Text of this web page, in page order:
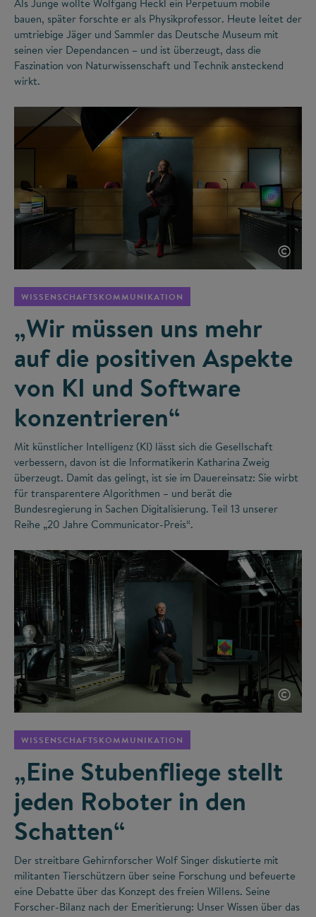
bauen, später forschte er als Physikprofessor. Heute leitet der
umtriebige Jäger und Sammler das Deutsche Museum mit
seinen vier Dependancen – und ist überzeugt, dass die
Faszination von Naturwissenschaft und Technik ansteckend
wirkt.
©
WISSENSCHAFTSKOMMUNIKATION
„Wir müssen uns mehr
auf die positiven Aspekte
von KI und Software
konzentrieren“
Mit künstlicher Intelligenz (KI) lässt sich die Gesellschaft
verbessern, davon ist die Informatikerin Katharina Zweig
überzeugt. Damit das gelingt, ist sie im Dauereinsatz: Sie wirbt
für transparentere Algorithmen – und berät die
Bundesregierung in Sachen Digitalisierung. Teil 13 unserer
Reihe „20 Jahre Communicator-Preis“.
©
WISSENSCHAFTSKOMMUNIKATION
„Eine Stubenfliege stellt
jeden Roboter in den
Schatten“
Der streitbare Gehirnforscher Wolf Singer diskutierte mit
militanten Tierschützern über seine Forschung und befeuerte
eine Debatte über das Konzept des freien Willens. Seine
Forscher-Bilanz nach der Emeritierung: Unser Wissen über das